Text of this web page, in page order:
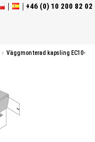
+46 (0) 10 200 82 02
Väggmonterad kapsling EC10-